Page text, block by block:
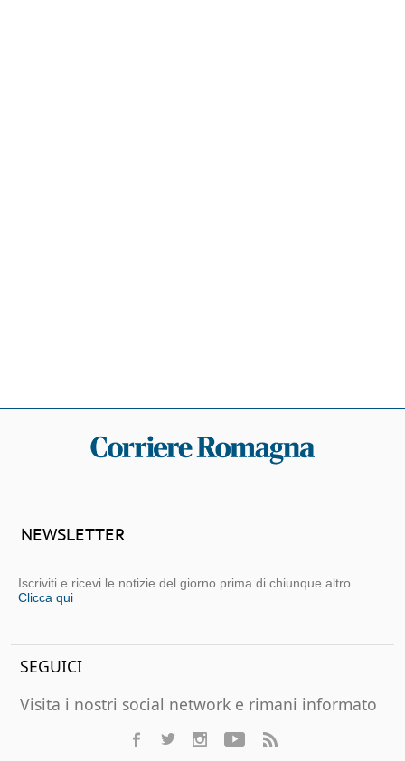
NEWSLETTER
Iscriviti e ricevi le notizie del giorno prima di chiunque altro
Clicca qui
SEGUICI
Visita i nostri social network e rimani informato